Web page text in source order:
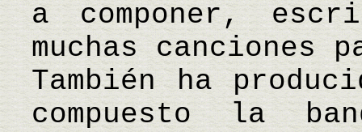
a componer,
muchas canciones
También ha
compuesto la